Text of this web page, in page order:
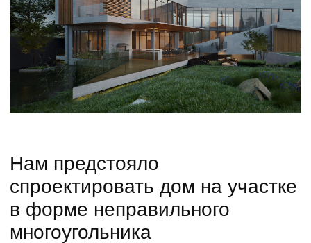
Нам предстояло
спроектировать дом на участке
в форме неправильного
многоугольника
с существенным уклоном.
Состав
Подробнее
Дарьино — проект, свободный
от условностей. Мы применили
несколько стилей, связанных общей
концепцией. В итоге получился дом с 9